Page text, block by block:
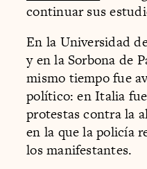
continuar sus
En la Universidad
y en la Sorbona de
mismo tiempo fue
político: en Italia
protestas contra la
en la que la policía
los manifestantes.